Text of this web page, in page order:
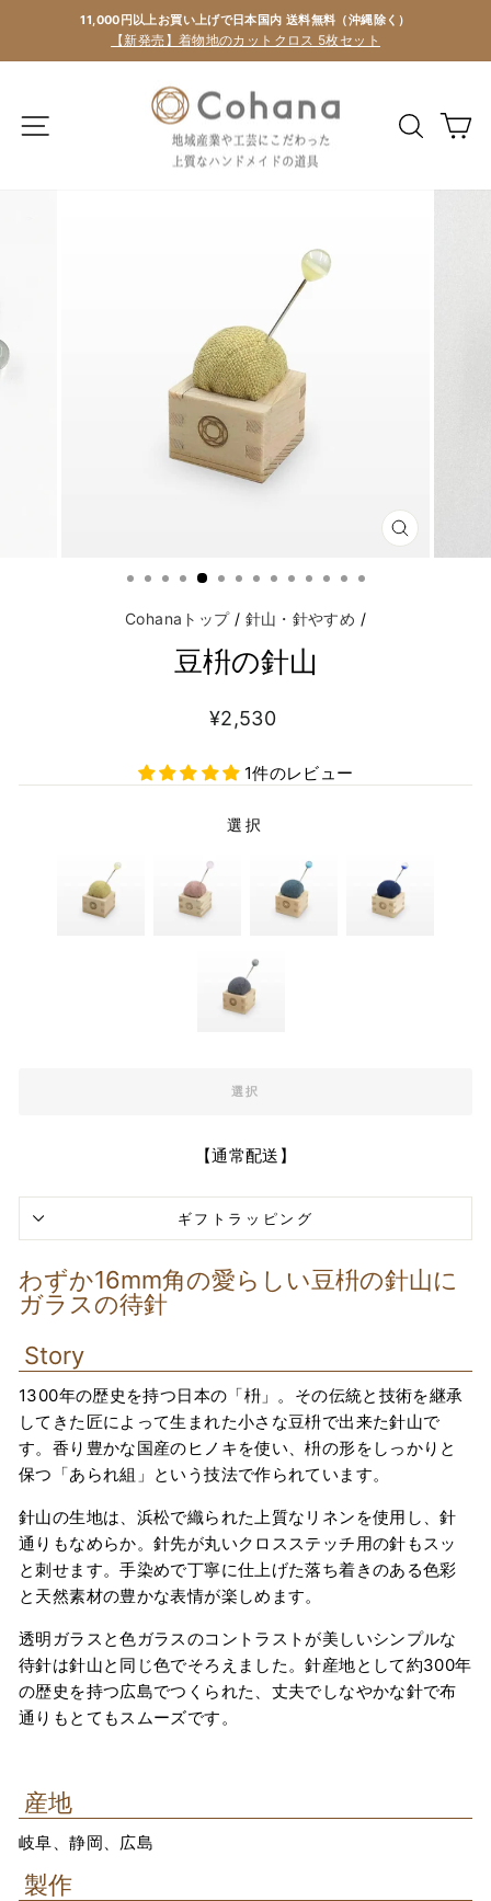
11,000円以上お買い上げで日本国内 送料無料（沖縄除く）
【新発売】着物地のカットクロス 5枚セット
Cohanaトップ / 針山・針やすめ /
豆枡の針山
¥2,530
1件のレビュー
選択
選択
【通常配送】
ギフトラッピング
わずか16mm角の愛らしい豆枡の針山に
ガラスの待針
Story
1300年の歴史を持つ日本の「枡」。その伝統と技術を継承
してきた匠によって生まれた小さな豆枡で出来た針山で
す。香り豊かな国産のヒノキを使い、枡の形をしっかりと
保つ「あられ組」という技法で作られています。
針山の生地は、浜松で織られた上質なリネンを使用し、針
通りもなめらか。針先が丸いクロスステッチ用の針もスッ
と刺せます。手染めで丁寧に仕上げた落ち着きのある色彩
と天然素材の豊かな表情が楽しめます。
透明ガラスと色ガラスのコントラストが美しいシンプルな
待針は針山と同じ色でそろえました。針産地として約300年
の歴史を持つ広島でつくられた、丈夫でしなやかな針で布
通りもとてもスムーズです。
産地
岐阜、静岡、広島
製作